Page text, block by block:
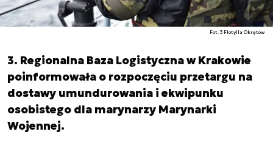
Fot. 3 Flotylla Okrętów
3. Regionalna Baza Logistyczna w Krakowie
poinformowała o rozpoczęciu przetargu na
dostawy umundurowania i ekwipunku
osobistego dla marynarzy Marynarki
Wojennej.